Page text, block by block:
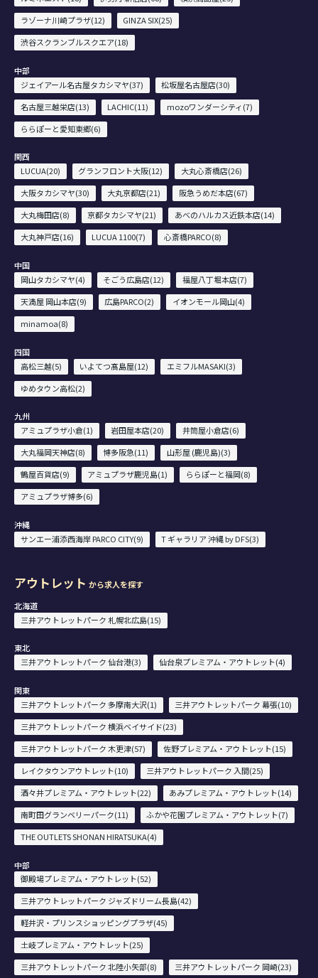
ラゾーナ川崎プラザ(12)
GINZA SIX(25)
渋谷スクランブルスクエア(18)
中部
ジェイアール名古屋タカシマヤ(37)
松坂屋名古屋店(30)
名古屋三越栄店(13)
LACHIC(11)
mozoワンダーシティ(7)
ららぽーと愛知東郷(6)
関西
LUCUA(20)
グランフロント大阪(12)
大丸心斎橋店(26)
大阪タカシマヤ(30)
大丸京都店(21)
阪急うめだ本店(67)
大丸梅田店(8)
京都タカシマヤ(21)
あべのハルカス近鉄本店(14)
大丸神戸店(16)
LUCUA 1100(7) 心斎橋PARCO(8)
中国
岡山タカシマヤ(4)
そごう広島店(12)
福屋八丁堀本店(7)
天満屋 岡山本店(9)
広島PARCO(2)
イオンモール岡山(4)
minamoa(8)
四国
高松三越(5)
いよてつ髙島屋(12)
エミフルMASAKI(3)
ゆめタウン高松(2)
九州
アミュプラザ小倉(1)
岩田屋本店(20)
井筒屋小倉店(6)
大丸福岡天神店(8)
博多阪急(11)
山形屋 (鹿児島)(3)
鶴屋百貨店(9)
アミュプラザ鹿児島(1)
ららぽーと福岡(8)
アミュプラザ博多(6)
沖縄
サンエー浦添西海岸 PARCO CITY(9)
T ギャラリア 沖縄 by DFS(3)
アウトレット から求人を探す
北海道
三井アウトレットパーク 札幌北広島(15)
東北
三井アウトレットパーク 仙台港(3)
仙台泉プレミアム・アウトレット(4)
関東
三井アウトレットパーク 多摩南大沢(1)
三井アウトレットパーク 幕張(10)
三井アウトレットパーク 横浜ベイサイド(23)
三井アウトレットパーク 木更津(57)
佐野プレミアム・アウトレット(15)
レイクタウンアウトレット(10)
三井アウトレットパーク 入間(25)
酒々井プレミアム・アウトレット(22)
あみプレミアム・アウトレット(14)
南町田グランベリーパーク(11)
ふかや花園プレミアム・アウトレット(7)
THE OUTLETS SHONAN HIRATSUKA(4)
中部
御殿場プレミアム・アウトレット(52)
三井アウトレットパーク ジャズドリーム長島(42)
軽井沢・プリンスショッピングプラザ(45)
土岐プレミアム・アウトレット(25)
三井アウトレットパーク 北陸小矢部(8)
三井アウトレットパーク 岡崎(23)